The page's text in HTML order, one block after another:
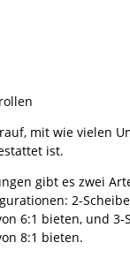
mit wie vielen
ist.
gibt es zwei
2-
6:1 bieten, und 3-
8:1 bieten.